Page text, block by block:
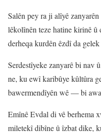
Salên pey ra ji alîyê
lêkolînên teze hatine kirinê
derheqa kurdên êzdî da
Serdestîyeke zanyarê bi nav
ne, ku ewî karibûye kûltûra
bawermendîyên wê — bi
Emînê Evdal di vê berhema
miletekî dibîne û îzbat dike,